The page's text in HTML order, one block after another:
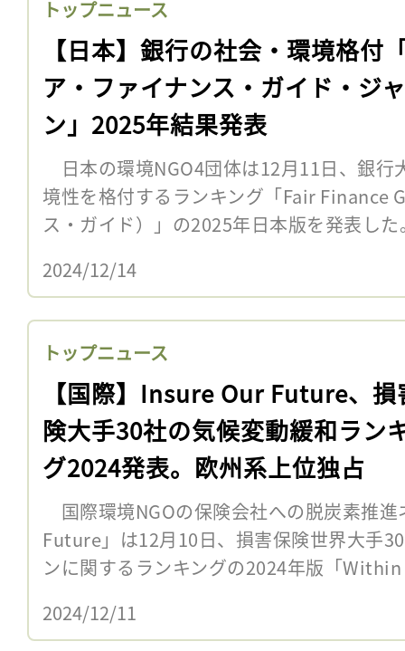
トップニュース
【日本】銀行の社会・環境格付
ア・ファイナンス・ガイド・ジ
ン」2025年結果発表
日本の環境NGO4団体は12月11日、銀行
境性を格付するランキング「Fair Finance
ス・ガイド）」の2025年日本版を発表し
2024/12/14
トップニュース
【国際】Insure Our Future、損
険大手30社の気候変動緩和ラン
グ2024発表。欧州系上位独占
国際環境NGOの保険会社への脱炭素推
Future」は12月10日、損害保険世界大手
ンに関するランキングの2024年版「
2024/12/11